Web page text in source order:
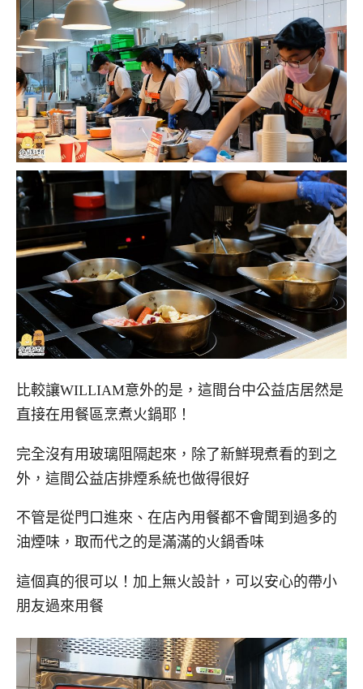
比較讓WILLIAM意外的是，這間台中公益店居然是
直接在用餐區烹煮火鍋耶！
完全沒有用玻璃阻隔起來，除了新鮮現煮看的到之
外，這間公益店排煙系統也做得很好
不管是從門口進來、在店內用餐都不會聞到過多的
油煙味，取而代之的是滿滿的火鍋香味
這個真的很可以！加上無火設計，可以安心的帶小
朋友過來用餐